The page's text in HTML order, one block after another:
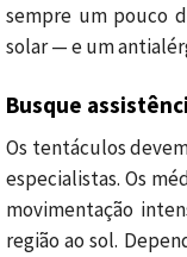
sempre um pouco
solar — e um
Busque
Os tentáculos
especialistas. Os
movimentação
região ao sol.